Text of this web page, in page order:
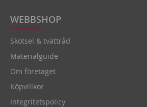
WEBBSHOP
Skötsel & tvättråd
Materialguide
Om företaget
Köpvillkor
Integritetspolicy